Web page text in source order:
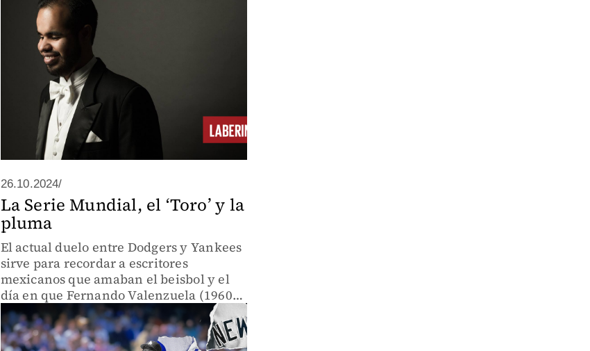
26.10.2024/
La Serie Mundial, el ‘Toro’ y la
pluma
El actual duelo entre Dodgers y Yankees
sirve para recordar a escritores
mexicanos que amaban el beisbol y el
día en que Fernando Valenzuela (1960-
2024) derrotó a los Bombarderos del
Bronx.